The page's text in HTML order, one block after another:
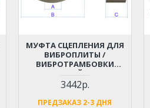
МУФТА СЦЕПЛЕНИЯ ДЛЯ
ВИБРОПЛИТЫ /
ВИБРОТРАМБОВКИ
(ПОСАДОЧНЫЙ ДИАМЕТР -
15 ММ)
3442р.
ПРЕДЗАКАЗ 2-3 ДНЯ